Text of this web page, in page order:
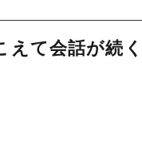
て会話が続く